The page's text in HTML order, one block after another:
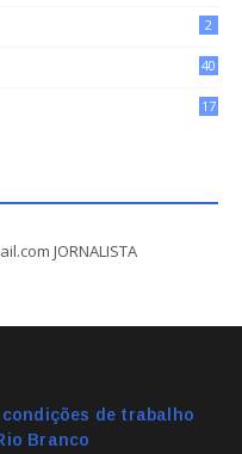
2
40
17
JORNALISTA
de trabalho
Branco